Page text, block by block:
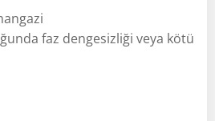
faz dengesizliği veya kötü